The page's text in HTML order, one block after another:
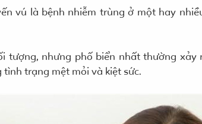
vú là bệnh nhiễm trùng ở một hay
tượng, nhưng phố biển nhất thường
trạng mệt mỏi và kiệt sức.